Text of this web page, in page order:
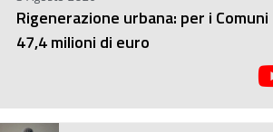
Rigenerazione urbana: per i Comuni
47,4 milioni di euro